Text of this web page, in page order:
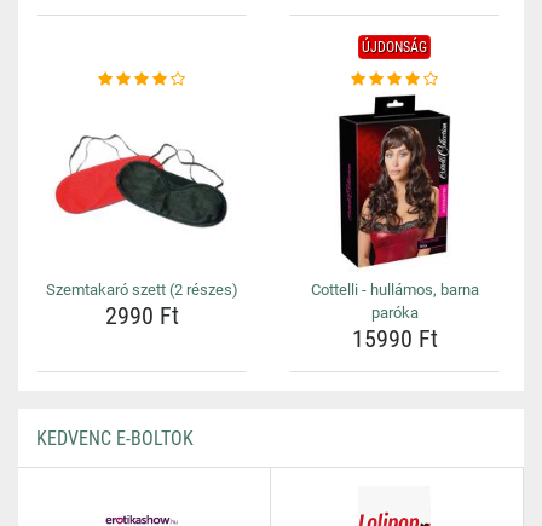
Szemtakaró szett (2 részes)
2990 Ft
ÚJDONSÁG
Cottelli - hullámos, barna
paróka
15990 Ft
KEDVENC E-BOLTOK